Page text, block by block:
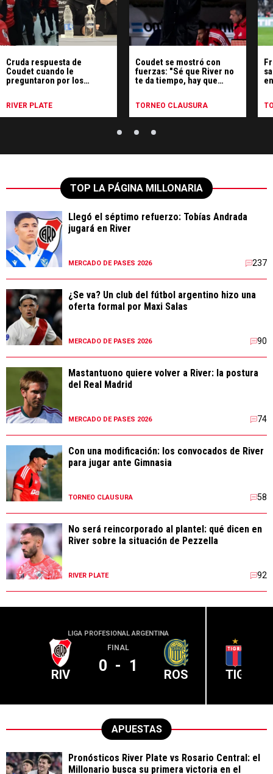
Cruda respuesta de
Coudet cuando le
preguntaron por los
RIVER PLATE
Coudet se mostró con
fuerzas: "Sé que River no
te da tiempo, hay que
TORNEO CLAUSURA
TOP LA PÁGINA MILLONARIA
Llegó el séptimo refuerzo: Tobías Andrada
jugará en River
MERCADO DE PASES 2026 237
¿Se va? Un club del fútbol argentino hizo una
oferta formal por Maxi Salas
MERCADO DE PASES 2026 90
Mastantuono quiere volver a River: la postura
del Real Madrid
MERCADO DE PASES 2026 74
Con una modificación: los convocados de River
para jugar ante Gimnasia
TORNEO CLAUSURA 58
No será reincorporado al plantel: qué dicen en
River sobre la situación de Pezzella
RIVER PLATE 92
LIGA PROFESIONAL ARGENTINA
RIV
FINAL
0 - 1 ROS TIG
APUESTAS
Pronósticos River Plate vs Rosario Central: el
Millonario busca su primera victoria en el